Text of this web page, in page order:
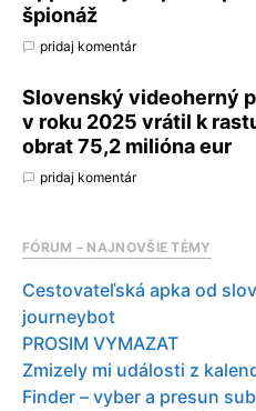
špionáž
pridaj komentár
Slovenský videoherný
v roku 2025 vrátil k
obrat 75,2 milióna eur
pridaj komentár
FÓRUM – NAJNOVŠIE TÉMY
Cestovateľská apka od
journeybot
PROSIM VYMAZAT
Zmizely mi události z
Finder – vyber a presun